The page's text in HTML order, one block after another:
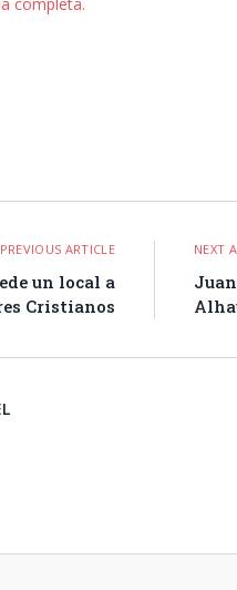
PREVIOUS ARTICLE
un local a
Cristianos
NEXT